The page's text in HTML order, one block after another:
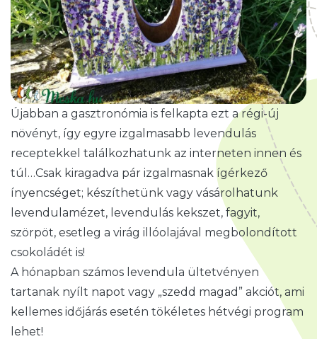
Újabban a gasztronómia is felkapta ezt a régi-új
növényt, így egyre izgalmasabb levendulás
receptekkel találkozhatunk az interneten innen és
túl…Csak kiragadva pár izgalmasnak ígérkező
ínyencséget; készíthetünk vagy vásárolhatunk
levendulamézet, levendulás kekszet, fagyit,
szörpöt, esetleg a virág illóolajával megbolondított
csokoládét is!
A hónapban számos levendula ültetvényen
tartanak nyílt napot vagy „szedd magad” akciót, ami
kellemes időjárás esetén tökéletes hétvégi program
lehet!